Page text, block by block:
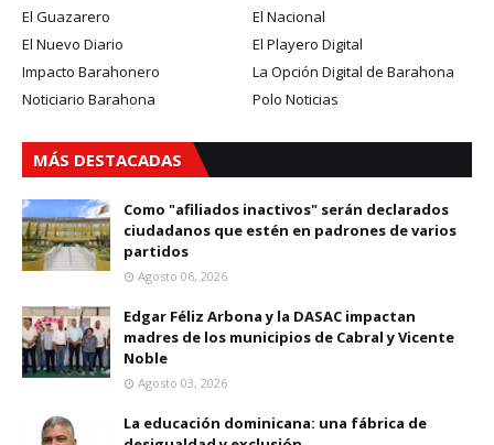
El Guazarero
El Nacional
El Nuevo Diario
El Playero Digital
Impacto Barahonero
La Opción Digital de Barahona
Noticiario Barahona
Polo Noticias
MÁS DESTACADAS
Como "afiliados inactivos" serán declarados
ciudadanos que estén en padrones de varios
partidos
Agosto 06, 2026
Edgar Féliz Arbona y la DASAC impactan
madres de los municipios de Cabral y Vicente
Noble
Agosto 03, 2026
La educación dominicana: una fábrica de